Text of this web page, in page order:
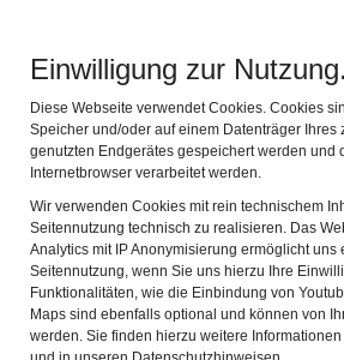
Einwilligung zur Nutzung.
Diese Webseite verwendet Cookies. Cookies
Speicher und/oder auf einem Datenträger Ihres
genutzten Endgerätes gespeichert werden und
Internetbrowser verarbeitet werden.
Wir verwenden Cookies mit rein technischem
Seitennutzung technisch zu realisieren. Das
Analytics mit IP Anonymisierung ermöglicht uns
Seitennutzung, wenn Sie uns hierzu Ihre
Funktionalitäten, wie die Einbindung von
Maps sind ebenfalls optional und können von
werden. Sie finden hierzu weitere Informationen
KEMPTEN-MUSEUM
IM ZUMSTEINHAUS
Ausstellung
2.000 Jahre Kempten
2.000 Jahre Stadtgeschichte neu